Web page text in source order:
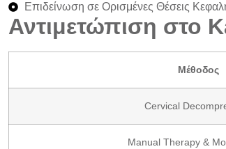
Επιδείνωση σε Ορισμένες Θέσεις
Αντιμετώπιση στο
Μέθοδος
Cervical
Manual Therapy &